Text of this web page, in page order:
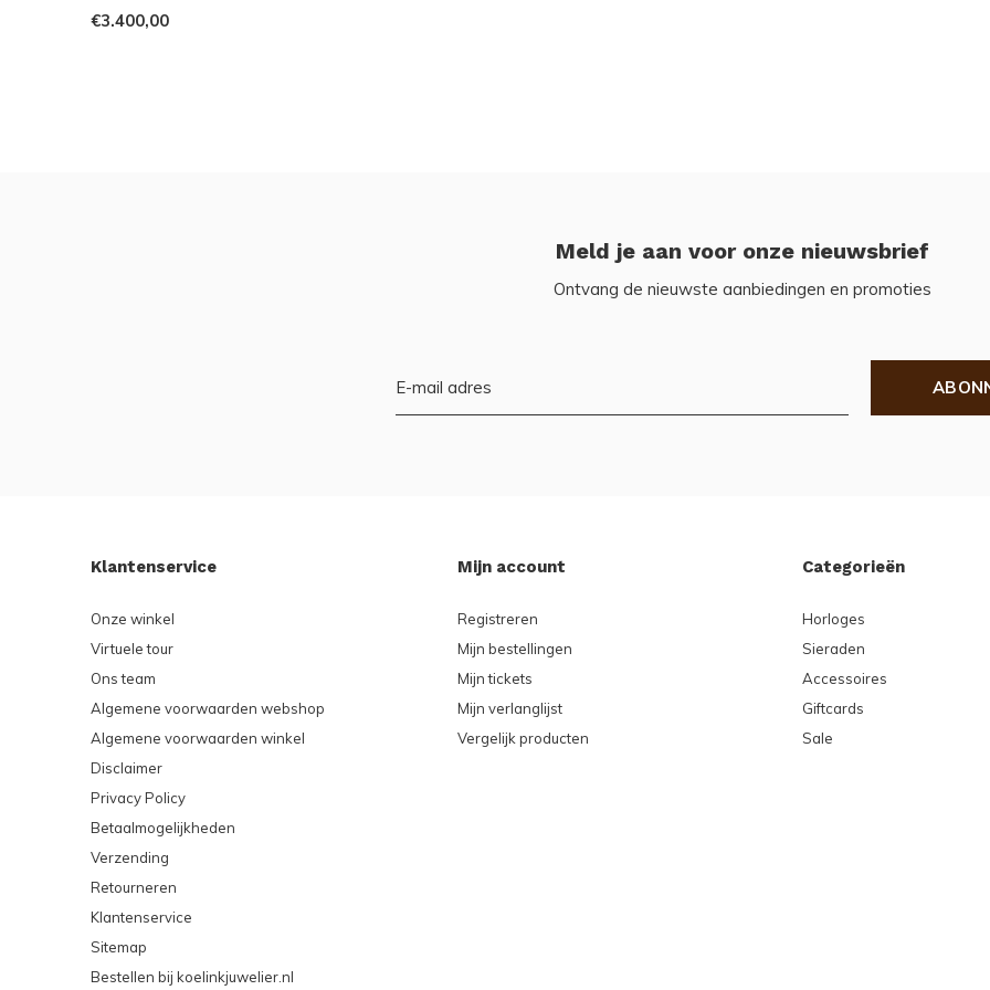
€3.400,00
Meld je aan voor onze nieuwsbrief
Ontvang de nieuwste aanbiedingen en promoties
Klantenservice
Onze winkel
Virtuele tour
Ons team
Algemene voorwaarden webshop
Algemene voorwaarden winkel
Disclaimer
Privacy Policy
Betaalmogelijkheden
Verzending
Retourneren
Klantenservice
Sitemap
Bestellen bij koelinkjuwelier.nl
Mijn account
Registreren
Mijn bestellingen
Mijn tickets
Mijn verlanglijst
Vergelijk producten
Categorieën
Horloges
Sieraden
Accessoires
Giftcards
Sale